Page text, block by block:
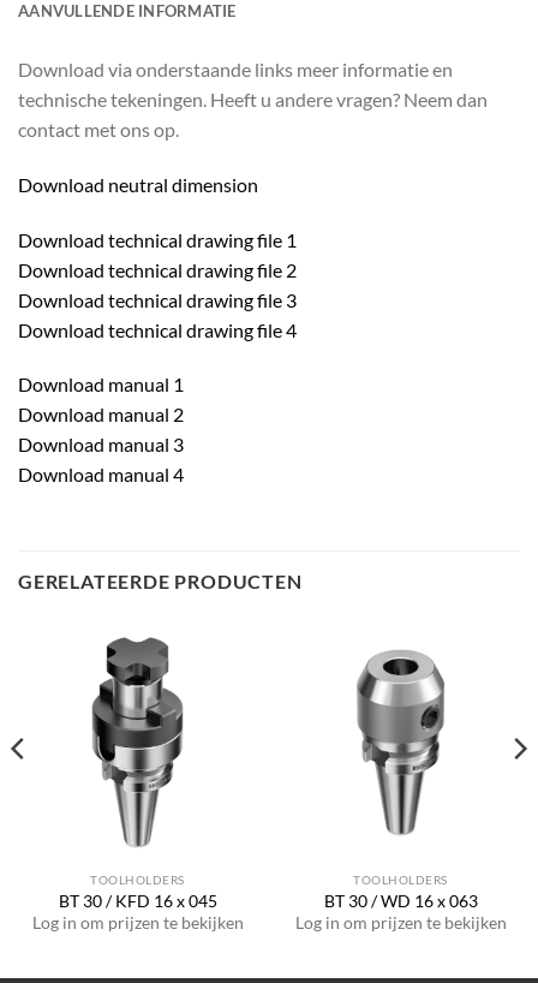
AANVULLENDE INFORMATIE
Download via onderstaande links meer informatie en
technische tekeningen. Heeft u andere vragen? Neem dan
contact met ons op.
Download neutral dimension
Download technical drawing file 1
Download technical drawing file 2
Download technical drawing file 3
Download technical drawing file 4
Download manual 1
Download manual 2
Download manual 3
Download manual 4
GERELATEERDE PRODUCTEN
TOOLHOLDERS
BT 30 / KFD 16 x 045
Log in om prijzen te bekijken
TOOLHOLDERS
BT 30 / WD 16 x 063
Log in om prijzen te bekijken